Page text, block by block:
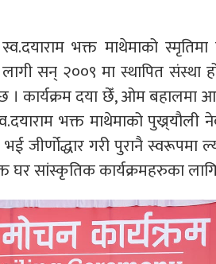
भक्त माथेमाको स्मृतिमा
सन् २००९ मा स्थापित संस्था
। कार्यक्रम दया छेँ, ओम बहालमा
भक्त माथेमाको पुख्र्यौली
जीर्णोद्धार गरी पुरानै स्वरूपमा
सांस्कृतिक कार्यक्रमहरुका